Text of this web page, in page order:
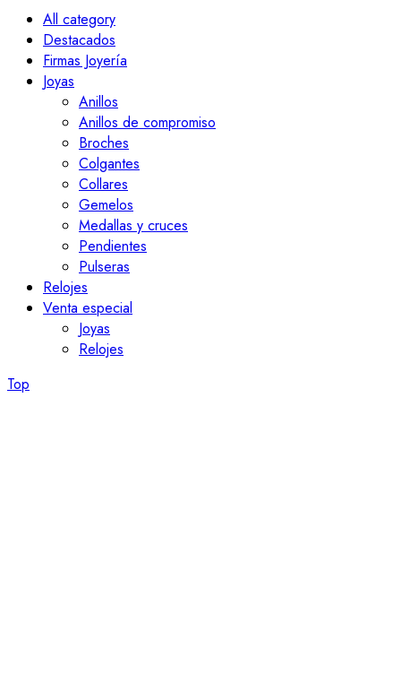
All category
Destacados
Firmas Joyería
Joyas
Anillos
Anillos de compromiso
Broches
Colgantes
Collares
Gemelos
Medallas y cruces
Pendientes
Pulseras
Relojes
Venta especial
Joyas
Relojes
Top